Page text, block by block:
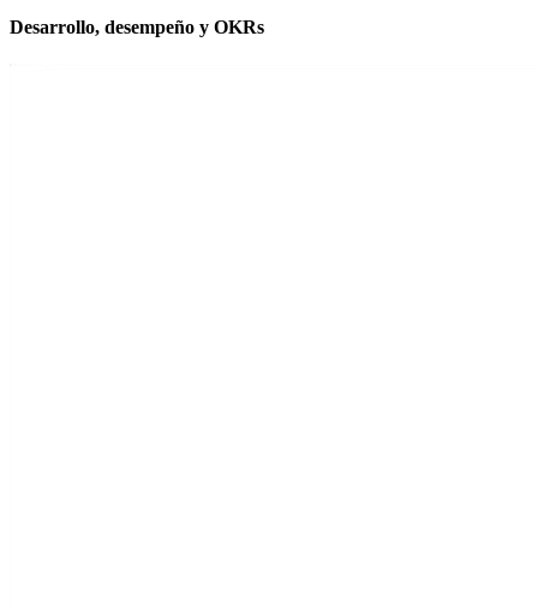
Desarrollo, desempeño y OKRs